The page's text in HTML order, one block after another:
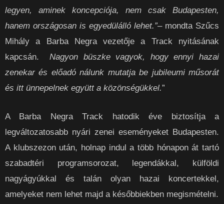
legyen, aminek koncepciója, nem csak Budapesten,
hanem országosan is egyedülálló lehet.”– mondta Szűcs
Mihály a Barba Negra vezetője a Track nyitásának
kapcsán.
Nagyon büszke vagyok, hogy ennyi hazai
zenekar és előadó nálunk mutatja be jubileumi műsorát
és itt ünnepelnek együtt a közönségükkel.”
A Barba Negra Track hatodik éve biztosítja a
legváltozatosabb nyári zenei eseményeket Budapesten.
A klubszezon után, holnap indul a több hónapon át tartó
szabadtéri programsorozat, legendákkal, külföldi
nagyágyúkkal és talán olyan hazai koncertekkel,
amelyeket nem lehet majd a későbbiekben megismételni.